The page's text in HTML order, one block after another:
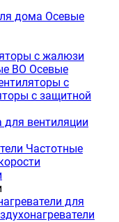
дома Осевые
с жалюзи
ВО Осевые
с
с защитной
вентиляции
Частотные
для